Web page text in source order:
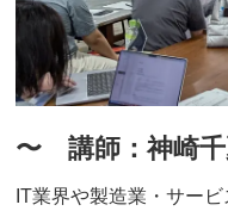
〜 講師：神崎
IT業界や製造業・サー